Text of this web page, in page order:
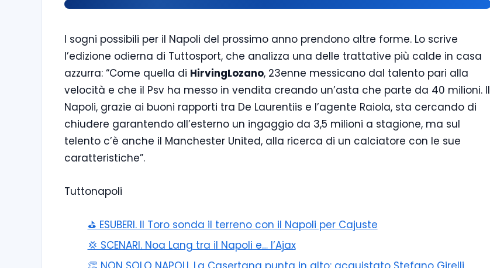
I sogni possibili per il Napoli del prossimo anno prendono altre forme. Lo scrive
l’edizione odierna di Tuttosport, che analizza una delle trattative più calde in casa
azzurra: “Come quella di HirvingLozano, 23enne messicano dal talento pari alla
velocità e che il Psv ha messo in vendita creando un’asta che parte da 40 milioni. Il
Napoli, grazie ai buoni rapporti tra De Laurentiis e l’agente Raiola, sta cercando di
chiudere garantendo all’esterno un ingaggio da 3,5 milioni a stagione, ma sul
telento c’è anche il Manchester United, alla ricerca di un calciatore con le sue
caratteristiche”.
Tuttonapoli
⛳ ESUBERI. Il Toro sonda il terreno con il Napoli per Cajuste
💢 SCENARI. Noa Lang tra il Napoli e… l’Ajax